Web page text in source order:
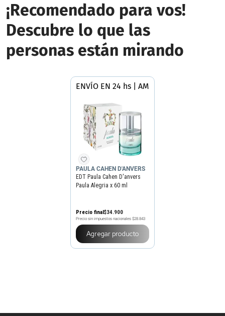
¡Recomendado para vos!
Descubre lo que las
personas están mirando
ENVÍO EN 24 hs | AMBA
PAULA CAHEN D'ANVERS
EDT Paula Cahen D'anvers
Paula Alegria x 60 ml
Precio final$34.900
Precio sin impuestos nacionales $28.843
Agregar producto